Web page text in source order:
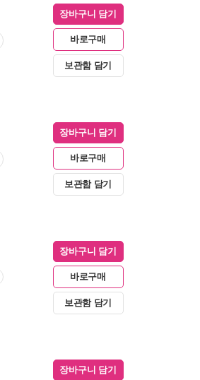
장바구니 담기
바로구매
보관함 담기
장바구니 담기
바로구매
보관함 담기
장바구니 담기
바로구매
보관함 담기
장바구니 담기